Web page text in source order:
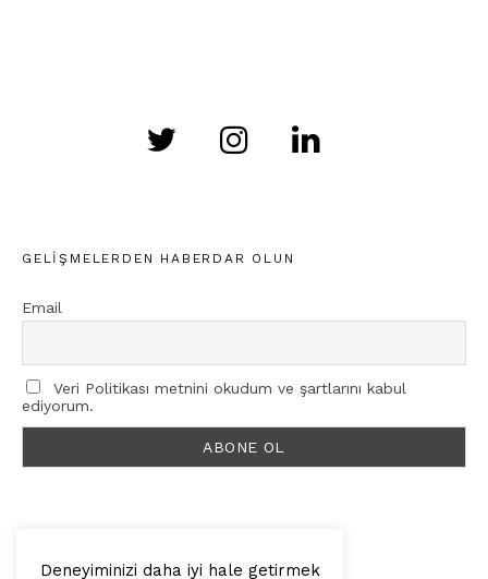
GELIŞMELERDEN HABERDAR OLUN
Email
Veri Politikası metnini okudum ve şartlarını kabul
ediyorum.
Deneyiminizi daha iyi hale getirmek